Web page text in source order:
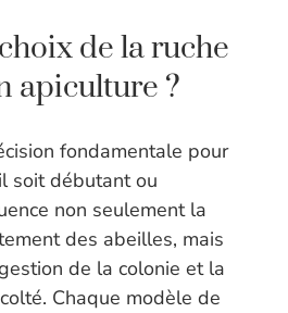
de la ruche
apiculture ?
fondamentale pour
soit débutant ou
non seulement la
des abeilles, mais
de la colonie et la
Chaque modèle de